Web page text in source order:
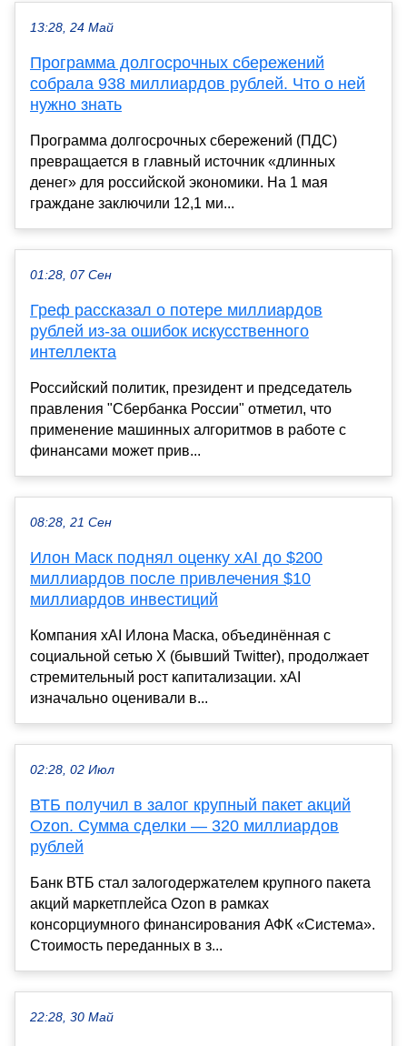
13:28, 24 Май
Программа долгосрочных сбережений
собрала 938 миллиардов рублей. Что о ней
нужно знать
Программа долгосрочных сбережений (ПДС)
превращается в главный источник «длинных
денег» для российской экономики. На 1 мая
граждане заключили 12,1 ми...
01:28, 07 Сен
Греф рассказал о потере миллиардов
рублей из-за ошибок искусственного
интеллекта
Российский политик, президент и председатель
правления "Сбербанка России" отметил, что
применение машинных алгоритмов в работе с
финансами может прив...
08:28, 21 Сен
Илон Маск поднял оценку xAI до $200
миллиардов после привлечения $10
миллиардов инвестиций
Компания xAI Илона Маска, объединённая с
социальной сетью X (бывший Twitter), продолжает
стремительный рост капитализации. xAI
изначально оценивали в...
02:28, 02 Июл
ВТБ получил в залог крупный пакет акций
Ozon. Сумма сделки — 320 миллиардов
рублей
Банк ВТБ стал залогодержателем крупного пакета
акций маркетплейса Ozon в рамках
консорциумного финансирования АФК «Система».
Стоимость переданных в з...
22:28, 30 Май